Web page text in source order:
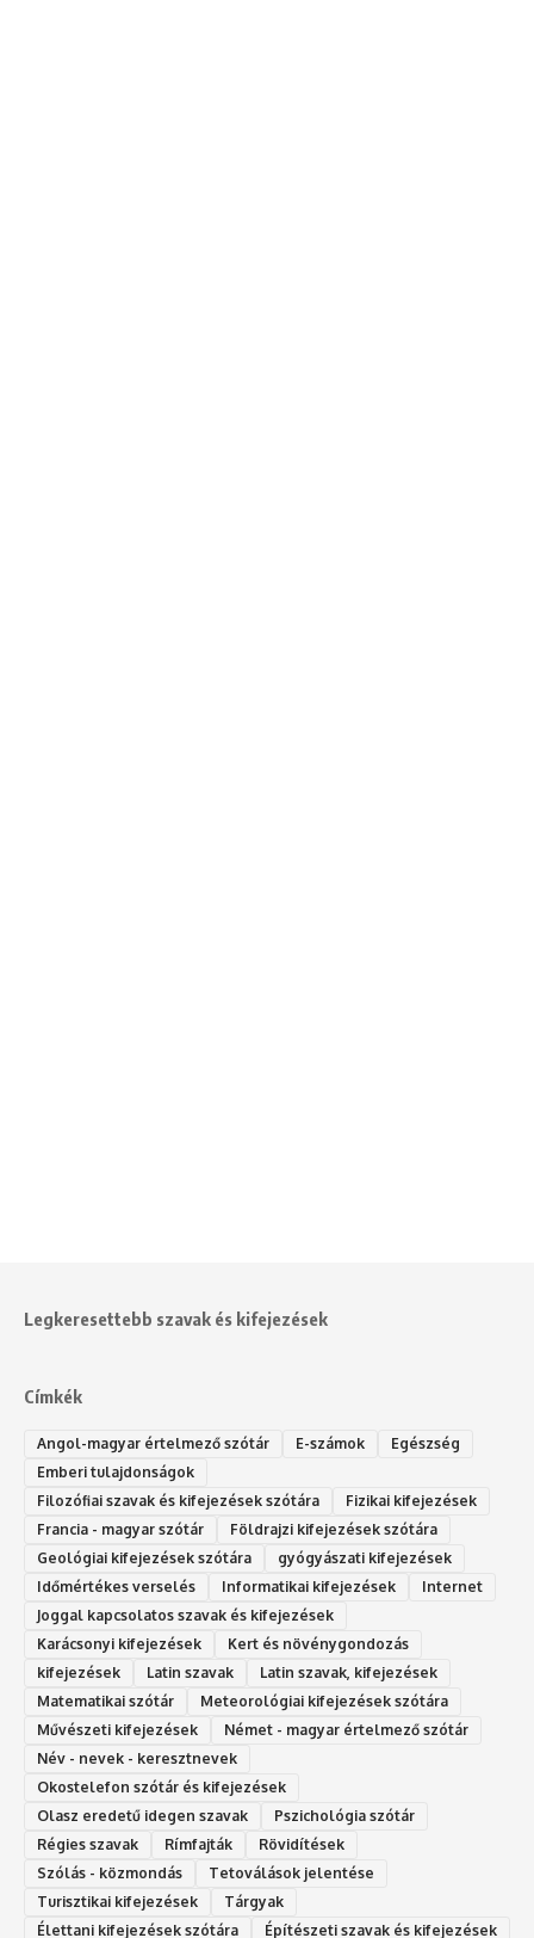
Legkeresettebb szavak és kifejezések
Címkék
Angol-magyar értelmező szótár E-számok
Egészség
Emberi tulajdonságok
Filozófiai szavak és kifejezések szótára
Fizikai kifejezések
Francia - magyar szótár
Földrajzi kifejezések szótára
Geológiai kifejezések szótára
gyógyászati kifejezések
Időmértékes verselés
Informatikai kifejezések
Internet
Joggal kapcsolatos szavak és kifejezések
Karácsonyi kifejezések
Kert és növénygondozás
kifejezések
Latin szavak
Latin szavak, kifejezések
Matematikai szótár
Meteorológiai kifejezések szótára
Művészeti kifejezések
Német - magyar értelmező szótár
Név - nevek - keresztnevek
Okostelefon szótár és kifejezések
Olasz eredetű idegen szavak
Ps‮gólohciz‬ia s‮átóz‬r
Régies szavak
Rímfajták
Rövidítések
Szólás - közmondás
Tetoválások jelentése
Turisztikai kifejezések
Tárgyak
Élettani kifejezések szótára
Építészeti szavak és kifejezések